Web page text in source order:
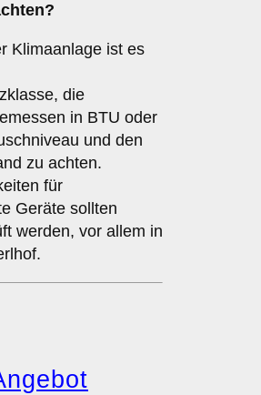
Klimaanlage ist es
die
in BTU oder
und den
zu achten.
für
Geräte sollten
werden, vor allem in